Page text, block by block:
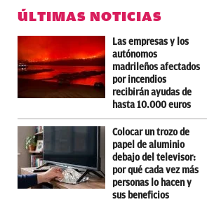
ÚLTIMAS NOTICIAS
Las empresas y los
autónomos
madrileños afectados
por incendios
recibirán ayudas de
hasta 10.000 euros
Colocar un trozo de
papel de aluminio
debajo del televisor:
por qué cada vez más
personas lo hacen y
sus beneficios